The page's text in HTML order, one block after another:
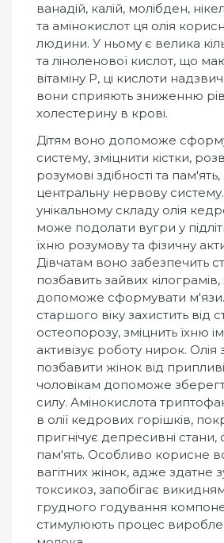
ванадій, калій, молібден,
та амінокислот ця олія
людини. У ньому є велика
та ліноленової кислот, що
вітаміну Р, ці кислоти
вони сприяють зниженню
холестерину в крові.
Дітям воно допоможе
систему, зміцнити кістки,
розумові здібності та
центральну нервову
унікальному складу олія
може подолати вугри у
їхню розумову та фізичну
Дівчатам воно забезпечить
позбавить зайвих
допоможе сформувати
старшого віку захистить від
остеопорозу, зміцнить їхню
активізує роботу нирок. Олія
позбавити жінок від
чоловікам допоможе
силу. Амінокислота
в олії кедрових горішків,
пригнічує депресивні
пам'ять. Особливо корисне
вагітних жінок, адже здатне
токсикоз, запобігає
грудного годування
стимулюють процес